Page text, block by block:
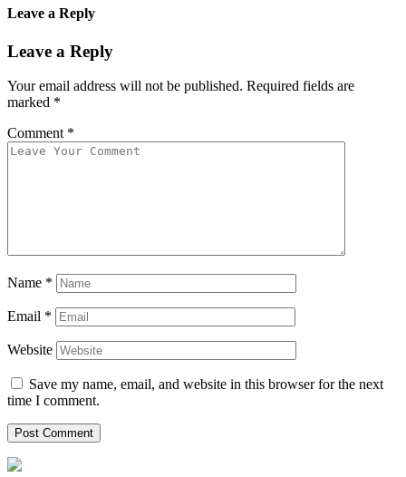
Leave a Reply
Leave a Reply
Your email address will not be published. Required fields are
marked *
Comment *
Name *
Email *
Website
Save my name, email, and website in this browser for the next
time I comment.